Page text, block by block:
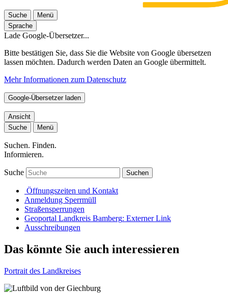
Suche
Menü
Sprache
Lade Google-Übersetzer...
Bitte bestätigen Sie, dass Sie die Website von Google übersetzen
lassen möchten. Dadurch werden Daten an Google übermittelt.
Mehr Informationen zum Datenschutz
Google-Übersetzer laden
Ansicht
Suche
Menü
Suchen. Finden.
Informieren.
Suche Suchen
Öffnungszeiten und Kontakt
Anmeldung Sperrmüll
Straßensperrungen
Geoportal Landkreis Bamberg: Externer Link
Ausschreibungen
Das könnte Sie auch interessieren
Portrait des Landkreises